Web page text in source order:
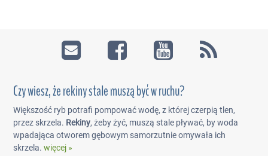
Czy wiesz, że rekiny stale muszą być w ruchu?
Większość ryb potrafi pompować wodę, z której czerpią tlen,
przez skrzela. Rekiny, żeby żyć, muszą stale pływać, by woda
wpadająca otworem gębowym samorzutnie omywała ich
skrzela.więcej »